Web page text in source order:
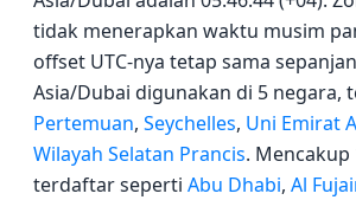
tidak menerapkan waktu musim
offset UTC-nya tetap sama
Asia/Dubai digunakan di 5 negara,
Pertemuan, Seychelles, Uni Emirat
Wilayah Selatan Prancis.
terdaftar seperti Abu Dhabi, Al